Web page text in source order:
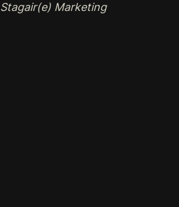
Stagair(e) Marketing